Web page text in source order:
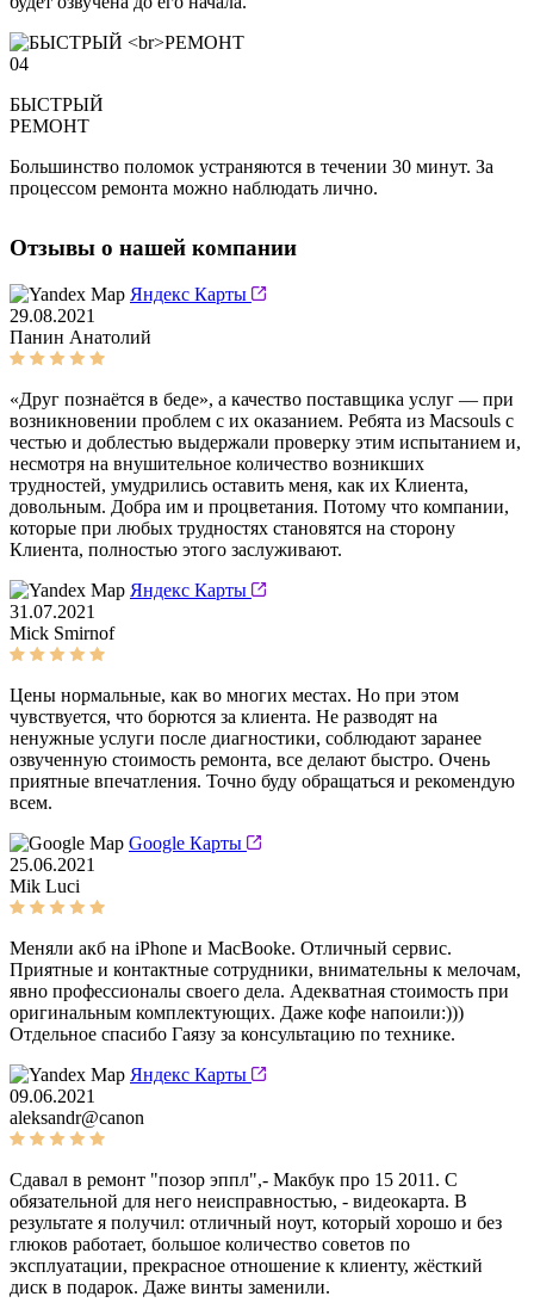
04
БЫСТРЫЙ
РЕМОНТ
Большинство поломок устраняются в течении 30 минут. За
процессом ремонта можно наблюдать лично.
Отзывы о нашей компании
Яндекс Карты
29.08.2021
Панин Анатолий
«Друг познаётся в беде», а качество поставщика услуг — при
возникновении проблем с их оказанием. Ребята из Macsouls с
честью и доблестью выдержали проверку этим испытанием и,
несмотря на внушительное количество возникших
трудностей, умудрились оставить меня, как их Клиента,
довольным. Добра им и процветания. Потому что компании,
которые при любых трудностях становятся на сторону
Клиента, полностью этого заслуживают.
Яндекс Карты
31.07.2021
Mick Smirnof
Цены нормальные, как во многих местах. Но при этом
чувствуется, что борются за клиента. Не разводят на
ненужные услуги после диагностики, соблюдают заранее
озвученную стоимость ремонта, все делают быстро. Очень
приятные впечатления. Точно буду обращаться и рекомендую
всем.
Google Карты
25.06.2021
Mik Luci
Меняли акб на iPhone и MacBookе. Отличный сервис.
Приятные и контактные сотрудники, внимательны к мелочам,
явно профессионалы своего дела. Адекватная стоимость при
оригинальным комплектующих. Даже кофе напоили:)))
Отдельное спасибо Гаязу за консультацию по технике.
Яндекс Карты
09.06.2021
aleksandr@canon
Сдавал в ремонт "позор эппл",- Макбук про 15 2011. С
обязательной для него неисправностью, - видеокарта. В
результате я получил: отличный ноут, который хорошо и без
глюков работает, большое количество советов по
эксплуатации, прекрасное отношение к клиенту, жёсткий
диск в подарок. Даже винты заменили.